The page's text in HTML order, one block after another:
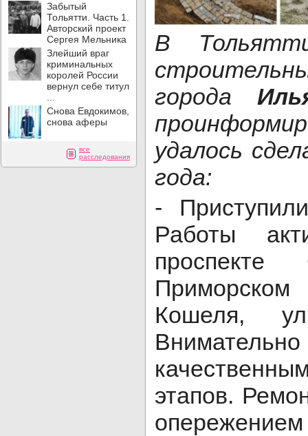
Забытый
Тольятти. Часть 1.
Авторский проект
Сергея Мельника
Злейший враг
криминальных
королей России
вернул себе титул
Снова Евдокимов,
снова аферы
все
расследования
В
города
удалось
года:
-
Работы
проспекте
Кошеля,
этапов.
опережением